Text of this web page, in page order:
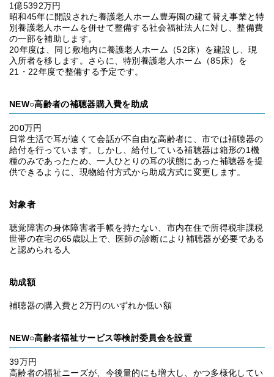
1億5392万円
昭和45年に開設された養護老人ホーム豊寿園の建て替え事業と特
別養護老人ホームを併せて整備する社会福祉法人に対し、整備費
の一部を補助します。
20年度は、同じ敷地内に養護老人ホーム（52床）を建設し、現
入所者を移します。さらに、特別養護老人ホーム（85床）を
21・22年度で整備する予定です。
NEW○高齢者の補聴器購入費を助成
200万円
日常生活で耳が遠くて会話が不自由な高齢者に、市では補聴器の
給付を行っています。しかし、給付している補聴器は箱形の1機
種のみであったため、一人ひとりの耳の状態にあった補聴器を提
供できるように、現物給付方式から助成方式に変更します。
対象者
聴覚障害の身体障害者手帳を持たない、市内在住で所得税非課税
世帯の在宅の65歳以上で、医師の診断により補聴器が必要である
と認められる人
助成額
補聴器の購入費と2万円のいずれか低い額
NEW○高齢者福祉サービス等検討委員会を設置
39万円
高齢者の福祉ニーズが、今後量的にも増大し、かつ多様化してい